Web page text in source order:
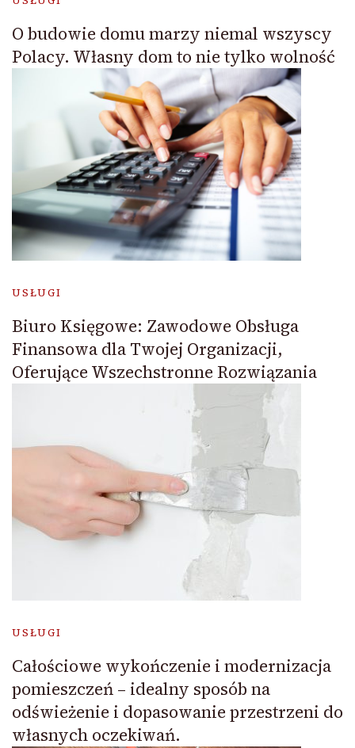
O budowie domu marzy niemal wszyscy
Polacy. Własny dom to nie tylko wolność
USŁUGI
Biuro Księgowe: Zawodowe Obsługa
Finansowa dla Twojej Organizacji,
Oferujące Wszechstronne Rozwiązania
USŁUGI
Całościowe wykończenie i modernizacja
pomieszczeń – idealny sposób na
odświeżenie i dopasowanie przestrzeni do
własnych oczekiwań.